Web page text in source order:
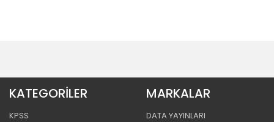
KATEGORİLER
KPSS
MARKALAR
DATA YAYINLARI